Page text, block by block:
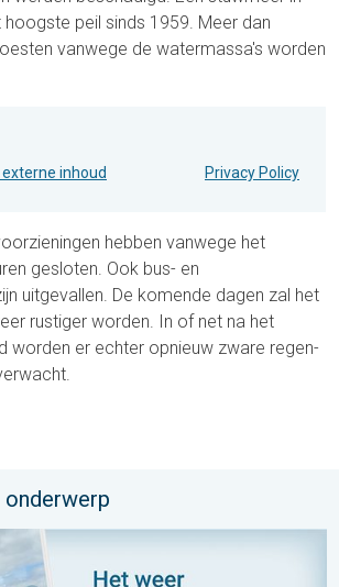
hoogste peil sinds 1959. Meer dan
vanwege de watermassa's worden
inhoud Privacy Policy
hebben vanwege het
gesloten. Ook bus- en
uitgevallen. De komende dagen zal het
rustiger worden. In of net na het
worden er echter opnieuw zware regen-
momenten delen. Deel wat je ziet!. . .